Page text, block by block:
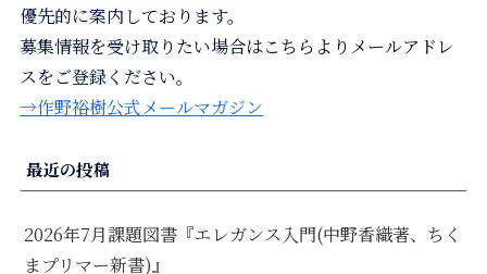
優先的に案内しております。
募集情報を受け取りたい場合はこちらよりメールアドレ
スをご登録ください。
→作野裕樹公式メールマガジン
最近の投稿
2026年7月課題図書『エレガンス入門(中野香織著、ちく
まプリマー新書)』